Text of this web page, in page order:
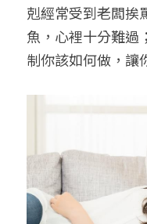
剋經常受到老闆挨
魚，心裡十分難過
制你該如何做，讓